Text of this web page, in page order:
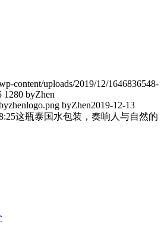
content/uploads/2019/12/1646836548-
1280 byZhen
byZhen2019-12-13
这瓶泰国水包装，奏响人与自然的